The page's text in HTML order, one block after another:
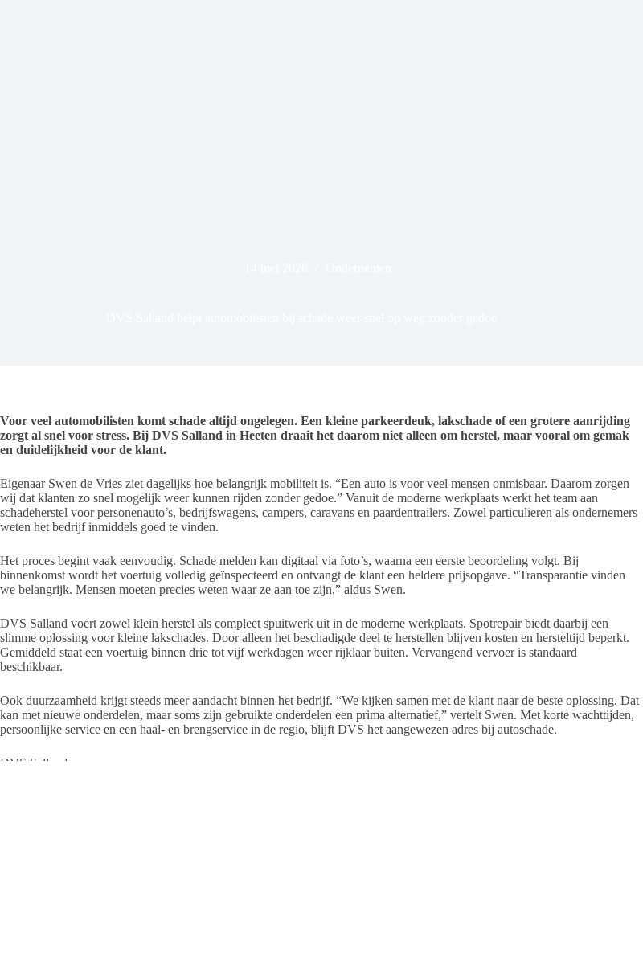
Voor veel automobilisten komt schade altijd ongelegen. Een kleine parkeerdeuk, lakschade of een grotere aanrijding
zorgt al snel voor stress. Bij DVS Salland in Heeten draait het daarom niet alleen om herstel, maar vooral om gemak
en duidelijkheid voor de klant.
Eigenaar Swen de Vries ziet dagelijks hoe belangrijk mobiliteit is. “Een auto is voor veel mensen onmisbaar. Daarom zorgen
wij dat klanten zo snel mogelijk weer kunnen rijden zonder gedoe.” Vanuit de moderne werkplaats werkt het team aan
schadeherstel voor personenauto’s, bedrijfswagens, campers, caravans en paardentrailers. Zowel particulieren als ondernemers
weten het bedrijf inmiddels goed te vinden.
Het proces begint vaak eenvoudig. Schade melden kan digitaal via foto’s, waarna een eerste beoordeling volgt. Bij
binnenkomst wordt het voertuig volledig geïnspecteerd en ontvangt de klant een heldere prijsopgave. “Transparantie vinden
we belangrijk. Mensen moeten precies weten waar ze aan toe zijn,” aldus Swen.
DVS Salland voert zowel klein herstel als compleet spuitwerk uit in de moderne werkplaats. Spotrepair biedt daarbij een
slimme oplossing voor kleine lakschades. Door alleen het beschadigde deel te herstellen blijven kosten en hersteltijd beperkt.
Gemiddeld staat een voertuig binnen drie tot vijf werkdagen weer rijklaar buiten. Vervangend vervoer is standaard
beschikbaar.
Ook duurzaamheid krijgt steeds meer aandacht binnen het bedrijf. “We kijken samen met de klant naar de beste oplossing. Dat
kan met nieuwe onderdelen, maar soms zijn gebruikte onderdelen een prima alternatief,” vertelt Swen. Met korte wachttijden,
persoonlijke service en een haal- en brengservice in de regio, blijft DVS het aangewezen adres bij autoschade.
DVS Salland